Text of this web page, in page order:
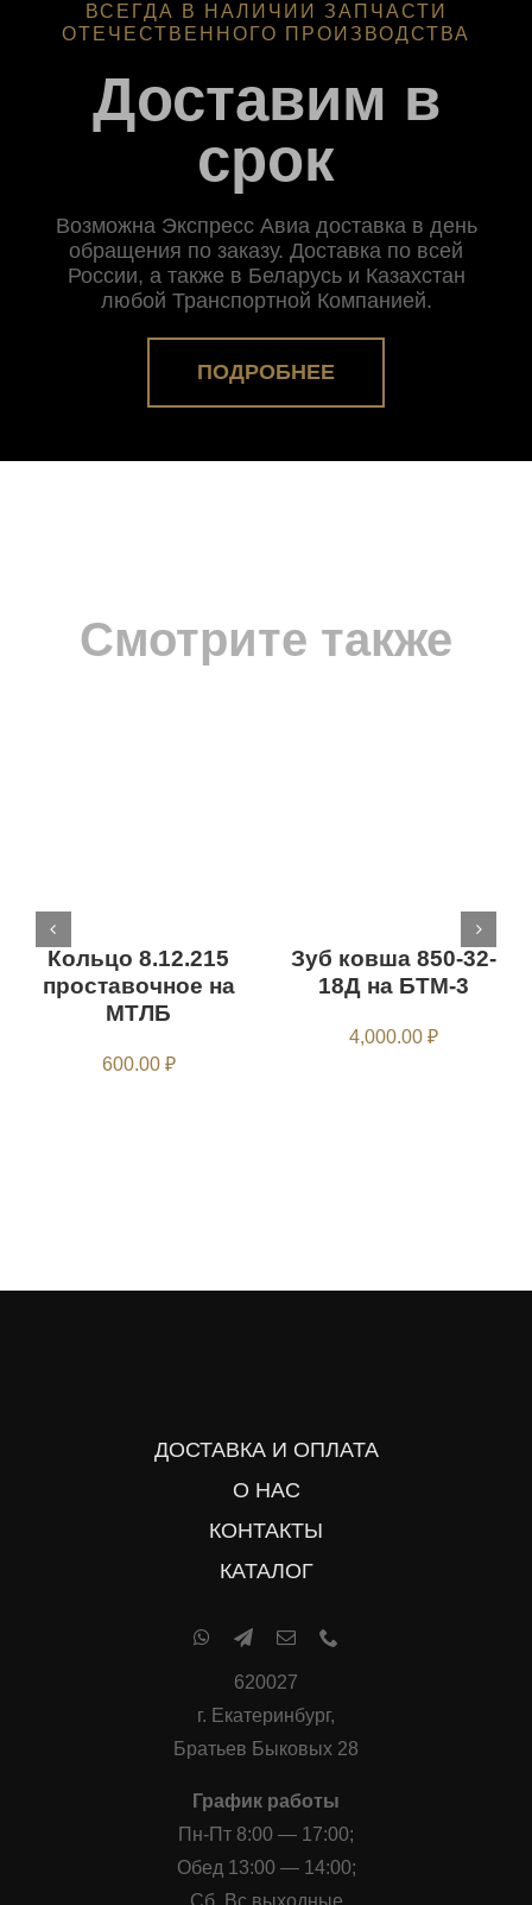
ВСЕГДА В НАЛИЧИИ ЗАПЧАСТИ
ОТЕЧЕСТВЕННОГО ПРОИЗВОДСТВА
Доставим в
срок
Возможна Экспресс Авиа доставка в день
обращения по заказу. Доставка по всей
России, а также в Беларусь и Казахстан
любой Транспортной Компанией.
ПОДРОБНЕЕ
Смотрите также
Кольцо 8.12.215
проставочное на
МТЛБ
600.00 ₽
Зуб ковша 850-32-
18Д на БТМ-3
4,000.00 ₽
ДОСТАВКА И ОПЛАТА
О НАС
КОНТАКТЫ
КАТАЛОГ
620027
г. Екатеринбург,
Братьев Быковых 28
График работы
Пн-Пт 8:00 — 17:00;
Обед 13:00 — 14:00;